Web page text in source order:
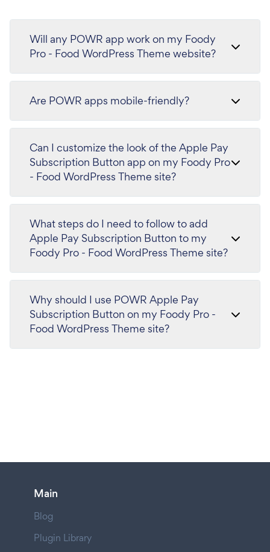
Will any POWR app work on my Foody
Pro - Food WordPress Theme website?
Are POWR apps mobile-friendly?
Can I customize the look of the Apple Pay
Subscription Button app on my Foody Pro
- Food WordPress Theme site?
What steps do I need to follow to add
Apple Pay Subscription Button to my
Foody Pro - Food WordPress Theme site?
Why should I use POWR Apple Pay
Subscription Button on my Foody Pro -
Food WordPress Theme site?
Main
Blog
Plugin Library